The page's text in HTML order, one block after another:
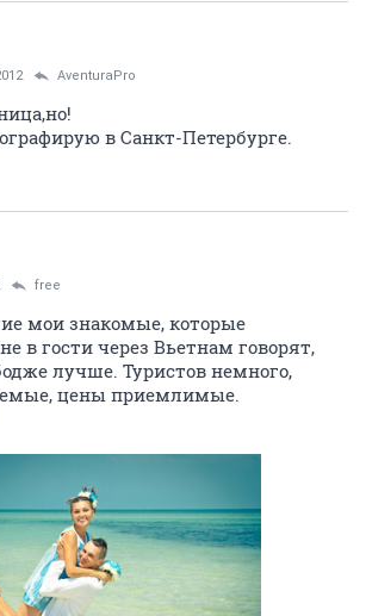
AventuraPro
в Санкт-Петербурге.
free
мои знакомые, которые
в гости через Вьетнам говорят,
лучше. Туристов немного,
цены приемлимые.